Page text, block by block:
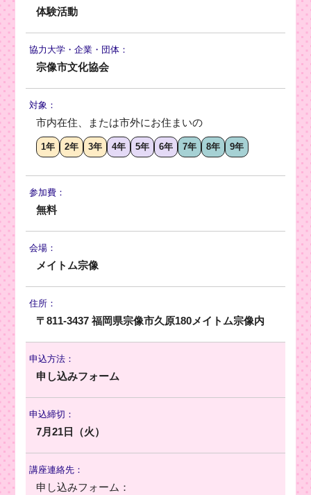
体験活動
協力大学・企業・団体：
宗像市文化協会
対象：
市内在住、または市外にお住まいの
1年 2年 3年 4年 5年 6年 7年 8年 9年
参加費：
無料
会場：
メイトム宗像
住所：
〒811-3437 福岡県宗像市久原180メイトム宗像内
申込方法：
申し込みフォーム
申込締切：
7月21日（火）
講座連絡先：
申し込みフォーム：